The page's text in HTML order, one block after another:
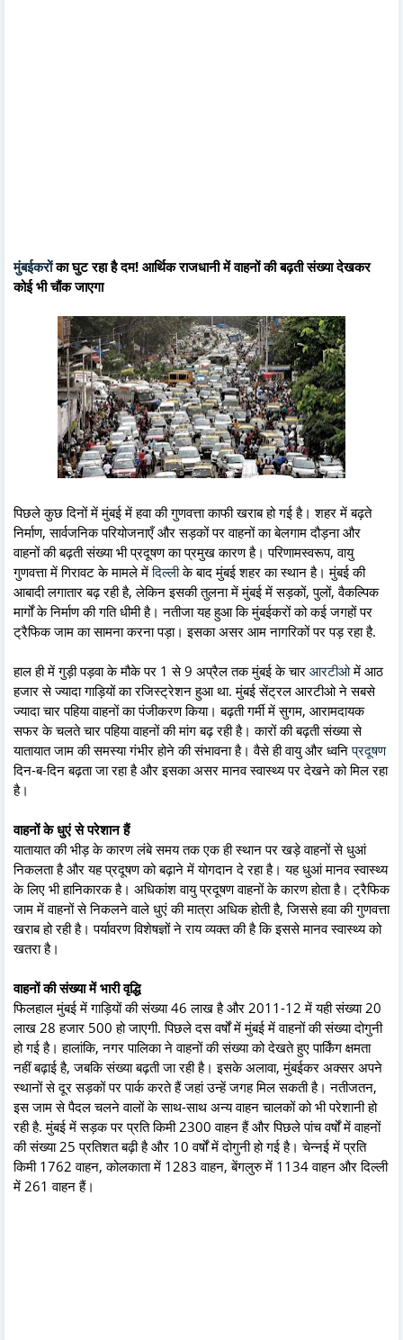
मुंबईकरोंका घुट रहा है दम! आर्थिक राजधानी में वाहनों की बढ़ती संख्या देखकर
कोई भी चौंक जाएगा
पिछले कुछ दिनों में मुंबई में हवा की गुणवत्ता काफी खराब हो गई है। शहर में बढ़ते
निर्माण, सार्वजनिक परियोजनाएँ और सड़कों पर वाहनों का बेलगाम दौड़ना और
वाहनों की बढ़ती संख्या भी प्रदूषण का प्रमुख कारण है। परिणामस्वरूप, वायु
गुणवत्ता में गिरावट के मामले मेंदिल्लीके बाद मुंबई शहर का स्थान है। मुंबई की
आबादी लगातार बढ़ रही है, लेकिन इसकी तुलना में मुंबई में सड़कों, पुलों, वैकल्पिक
मार्गों के निर्माण की गति धीमी है। नतीजा यह हुआ कि मुंबईकरों को कई जगहों पर
ट्रैफिक जाम का सामना करना पड़ा। इसका असर आम नागरिकों पर पड़ रहा है.
हाल ही में गुड़ी पड़वा के मौके पर 1 से 9 अप्रैल तक मुंबई के चार आरटीओमें आठ
हजार से ज्यादा गाड़ियों का रजिस्ट्रेशन हुआ था. मुंबई सेंट्रल आरटीओ ने सबसे
ज्यादा चार पहिया वाहनों का पंजीकरण किया। बढ़ती गर्मी में सुगम, आरामदायक
सफर के चलते चार पहिया वाहनों की मांग बढ़ रही है। कारों की बढ़ती संख्या से
यातायात जाम की समस्या गंभीर होने की संभावना है। वैसे ही वायु और ध्वनिप्रदूषण
दिन-ब-दिन बढ़ता जा रहा है और इसका असर मानव स्वास्थ्य पर देखने को मिल रहा
है।
वाहनों के धुएं से परेशान हैं
यातायात की भीड़ के कारण लंबे समय तक एक ही स्थान पर खड़े वाहनों से धुआं
निकलता है और यह प्रदूषण को बढ़ाने में योगदान दे रहा है। यह धुआं मानव स्वास्थ्य
के लिए भी हानिकारक है। अधिकांश वायु प्रदूषण वाहनों के कारण होता है। ट्रैफिक
जाम में वाहनों से निकलने वाले धुएं की मात्रा अधिक होती है, जिससे हवा की गुणवत्ता
खराब हो रही है। पर्यावरण विशेषज्ञों ने राय व्यक्त की है कि इससे मानव स्वास्थ्य को
खतरा है।
वाहनों की संख्या में भारी वृद्धि
फिलहाल मुंबई में गाड़ियों की संख्या 46 लाख है और 2011-12 में यही संख्या 20
लाख 28 हजार 500 हो जाएगी. पिछले दस वर्षों में मुंबई में वाहनों की संख्या दोगुनी
हो गई है। हालांकि, नगर पालिका ने वाहनों की संख्या को देखते हुए पार्किंग क्षमता
नहीं बढ़ाई है, जबकि संख्या बढ़ती जा रही है। इसके अलावा, मुंबईकर अक्सर अपने
स्थानों से दूर सड़कों पर पार्क करते हैं जहां उन्हें जगह मिल सकती है। नतीजतन,
इस जाम से पैदल चलने वालों के साथ-साथ अन्य वाहन चालकों को भी परेशानी हो
रही है. मुंबई में सड़क पर प्रति किमी 2300 वाहन हैं और पिछले पांच वर्षों में वाहनों
की संख्या 25 प्रतिशत बढ़ी है और 10 वर्षों में दोगुनी हो गई है। चेन्नई में प्रति
किमी 1762 वाहन, कोलकाता में 1283 वाहन, बेंगलुरु में 1134 वाहन और दिल्ली
में 261 वाहन हैं।